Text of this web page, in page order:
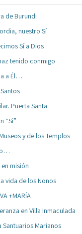
de Burundi
nuestro Sí
Sí a Dios
tenido conmigo
a Él…
Puerta Santa
“Sí”
y de los Templos
misión
vida de los Nonos
+MARÍA
en Villa Inmaculada
Santuarios Marianos